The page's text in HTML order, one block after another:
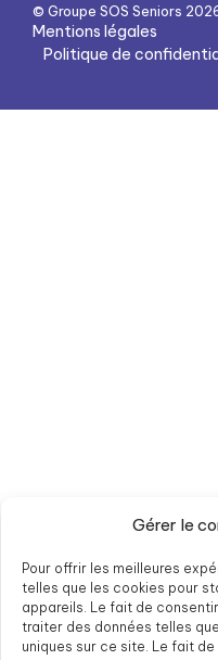
Gérer le
Pour offrir les meilleures
telles que les cookies pour
appareils. Le fait de
traiter des données telles
uniques sur ce site. Le fait
© Groupe SOS Seniors
Mentions légales
Politique de